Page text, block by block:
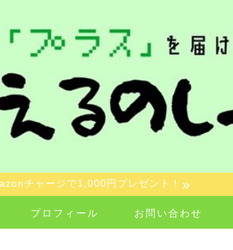
チャージで1,000円プレゼント！
プロフィール お問い合わせ